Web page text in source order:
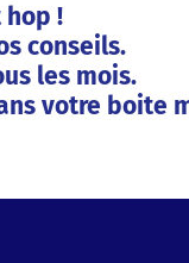
hop !
conseils.
les mois.
votre boite